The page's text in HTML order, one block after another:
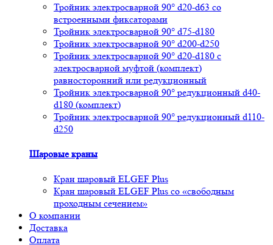
Тройник электросварной 90° d20-d63 со
встроенными фиксаторами
Тройник электросварной 90° d75-d180
Тройник электросварной 90° d200-d250
Тройник электросварной 90° d20-d180 с
электросварной муфтой (комплект)
равносторонний или редукционный
Тройник электросварной 90° редукционный d40-
d180 (комплект)
Тройник электросварной 90° редукционный d110-
d250
Шаровые краны
Кран шаровый ELGEF Plus
Кран шаровый ELGEF Plus со «свободным
проходным сечением»
О компании
Доставка
Оплата